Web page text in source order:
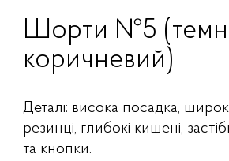
Шорти №5
коричневий)
Деталі: висока посадка,
резинці, глибокі кишені,
та кнопки.